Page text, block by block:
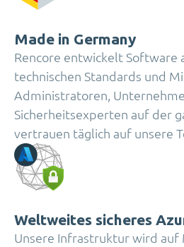
Made in Germany
Rencore entwickelt Software
technischen Standards und
Administratoren,
Sicherheitsexperten auf der
vertrauen täglich auf unsere
Weltweites sicheres
Unsere Infrastruktur wird auf